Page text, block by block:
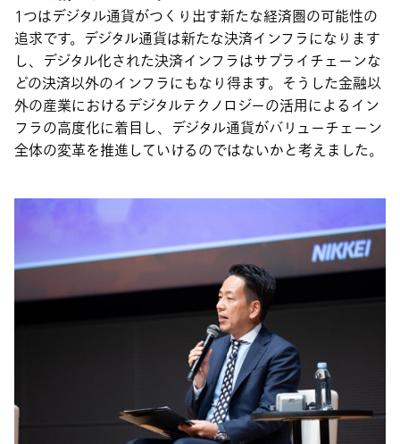
1つはデジタル通貨がつくり出す新たな経済圏の可能性の
追求です。デジタル通貨は新たな決済インフラになります
し、デジタル化された決済インフラはサプライチェーンな
どの決済以外のインフラにもなり得ます。そうした金融以
外の産業におけるデジタルテクノロジーの活用によるイン
フラの高度化に着目し、デジタル通貨がバリューチェーン
全体の変革を推進していけるのではないかと考えました。